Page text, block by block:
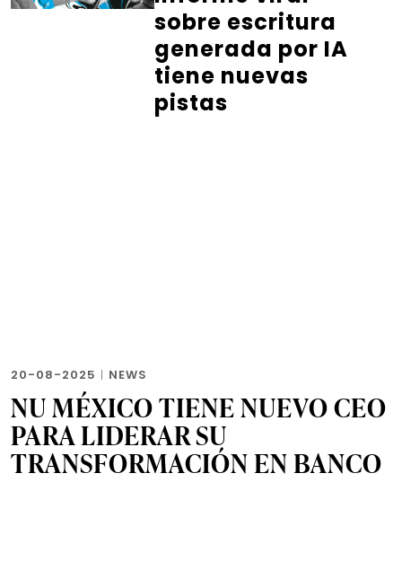
sobre escritura
generada por IA
tiene nuevas
pistas
20-08-2025 | NEWS
NU MÉXICO TIENE NUEVO CEO
PARA LIDERAR SU
TRANSFORMACIÓN EN BANCO